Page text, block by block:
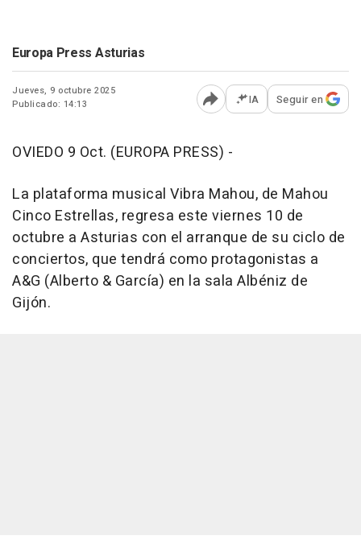
Europa Press Asturias
Jueves, 9 octubre 2025
Publicado: 14:13
Abrir opciones para
IA Seguir en
OVIEDO 9 Oct. (EUROPA PRESS) -
La plataforma musical Vibra Mahou, de Mahou
Cinco Estrellas, regresa este viernes 10 de
octubre a Asturias con el arranque de su ciclo de
conciertos, que tendrá como protagonistas a
A&G (Alberto & García) en la sala Albéniz de
Gijón.